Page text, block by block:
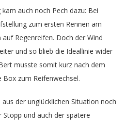
auch noch Pech dazu: Bei
zum ersten Rennen am
Regenreifen. Doch der Wind
und so blieb die Ideallinie wider
musste somit kurz nach dem
Box zum Reifenwechsel.
der unglücklichen Situation noch
und auch der spätere